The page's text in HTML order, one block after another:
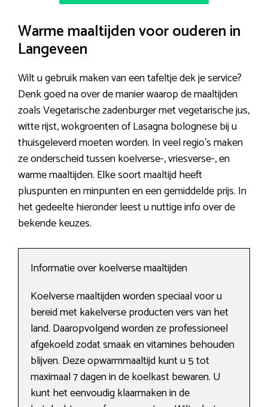
Warme maaltijden voor ouderen in
Langeveen
Wilt u gebruik maken van een tafeltje dek je service?
Denk goed na over de manier waarop de maaltijden
zoals Vegetarische zadenburger met vegetarische jus,
witte rijst, wokgroenten of Lasagna bolognese bij u
thuisgeleverd moeten worden. In veel regio’s maken
ze onderscheid tussen koelverse-, vriesverse-, en
warme maaltijden. Elke soort maaltijd heeft
pluspunten en minpunten en een gemiddelde prijs. In
het gedeelte hieronder leest u nuttige info over de
bekende keuzes.
Informatie over koelverse maaltijden
Koelverse maaltijden worden speciaal voor u
bereid met kakelverse producten vers van het
land. Daaropvolgend worden ze professioneel
afgekoeld zodat smaak en vitamines behouden
blijven. Deze opwarmmaaltijd kunt u 5 tot
maximaal 7 dagen in de koelkast bewaren. U
kunt het eenvoudig klaarmaken in de